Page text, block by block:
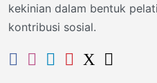
kekinian dalam bentuk
kontribusi sosial.